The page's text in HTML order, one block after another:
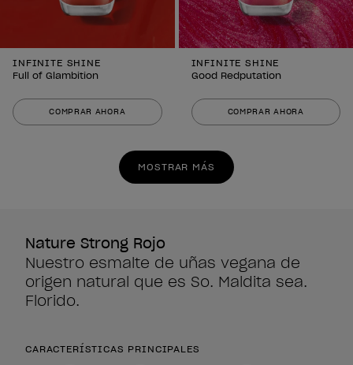
INFINITE SHINE
Full of Glambition
COMPRAR AHORA
INFINITE SHINE
Good Redputation
COMPRAR AHORA
MOSTRAR MÁS
Nature Strong Rojo
Nuestro esmalte de uñas vegana de
origen natural que es So. Maldita sea.
Florido.
CARACTERÍSTICAS PRINCIPALES